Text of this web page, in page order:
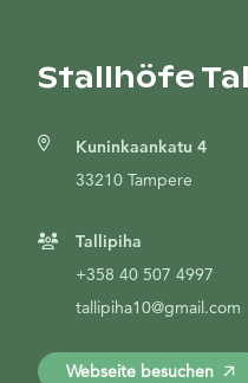
Stallhöfe
Kuninkaankatu 4
33210 Tampere
Tallipiha
+358 40 507 4997
tallipiha10@gmail.com
Webseite besuchen